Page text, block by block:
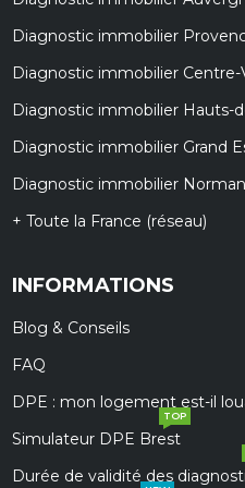
Diagnostic immobilier
Diagnostic immobilier Centre-
Diagnostic immobilier Hauts-
Diagnostic immobilier Grand
Diagnostic immobilier
+ Toute la France (réseau)
INFORMATIONS
Blog & Conseils
FAQ
DPE : mon logement est-il
Simulateur DPE Brest
TOP
Durée de validité des